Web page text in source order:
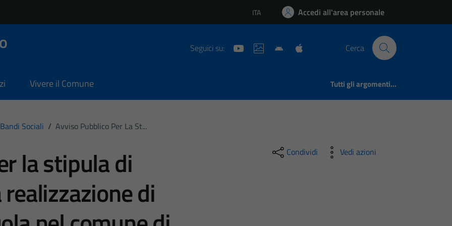
Lingua attiva:
ITA Accedi all'area personale
Seguici su: Cerca
Vivere il Comune Tutti gli argomenti...
Bandi Sociali / Avviso Pubblico Per La St...
la stipula di
di
Condividi Vedi azioni